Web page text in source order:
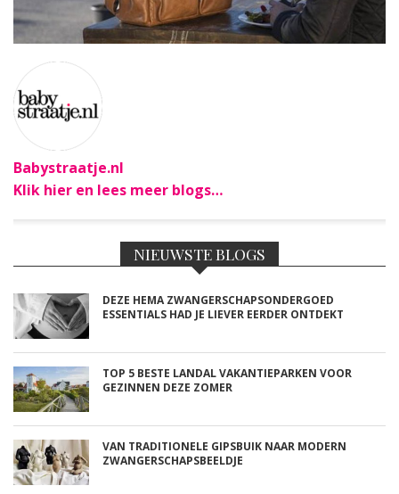
Babystraatje.nl
Klik hier en lees meer blogs…
NIEUWSTE BLOGS
DEZE HEMA ZWANGERSCHAPSONDERGOED
ESSENTIALS HAD JE LIEVER EERDER ONTDEKT
TOP 5 BESTE LANDAL VAKANTIEPARKEN VOOR
GEZINNEN DEZE ZOMER
VAN TRADITIONELE GIPSBUIK NAAR MODERN
ZWANGERSCHAPSBEELDJE